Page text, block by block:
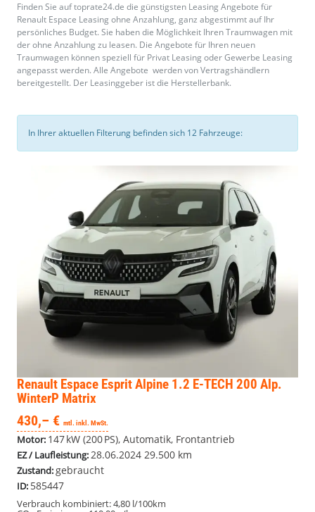
Finden Sie auf toprate24.de die günstigsten Leasing Angebote für
Renault Espace Leasing ohne Anzahlung, ganz abgestimmt auf Ihr
persönliches Budget. Sie haben die Möglichkeit Ihren Traumwagen mit
der ohne Anzahlung zu leasen. Die Angebote für Ihren neuen
Traumwagen können speziell für Privat Leasing oder Gewerbe Leasing
angepasst werden. Alle Angebote werden von Vertragshändlern
bereitgestellt. Der Leasinggeber ist die Herstellerbank.
In Ihrer aktuellen Filterung befinden sich 12 Fahrzeuge:
Renault Espace Esprit Alpine 1.2 E-TECH 200 Alp.
WinterP Matrix
430,– € mtl. inkl. MwSt.
Motor: 147 kW (200 PS), Automatik, Frontantrieb
EZ / Laufleistung:28.06.2024 29.500 km
Zustand:gebraucht
ID: 585447
Verbrauch kombiniert:4,80 l/100km